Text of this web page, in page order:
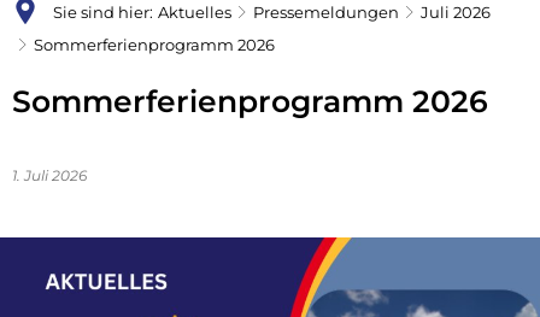
Sie sind hier: Aktuelles Pressemeldungen
Juli 2026
Sommerferienprogramm 2026
Sommerferienprogramm 2026
1. Juli 2026